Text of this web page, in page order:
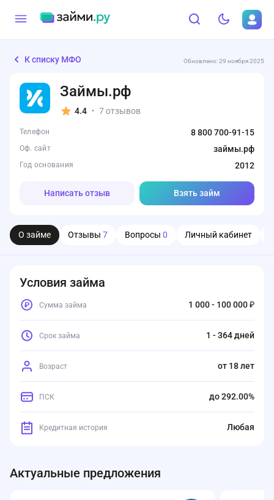
К списку МФО Обновлено: 29 ноября 2025
Займы.рф
4.4 • 7 отзывов
Телефон 8 800 700-91-15
Оф. сайт займы.рф
Год основания 2012
Написать отзыв Взять займ
О займе Отзывы 7 Вопросы 0 Личный кабинет
Условия займа
Возраст от 18 лет
Срок займа 1 - 364 дней
Кредитная история Любая
Сумма займа 1 000 - 100 000 ₽
ПСК до 292.00%
Актуальные предложения